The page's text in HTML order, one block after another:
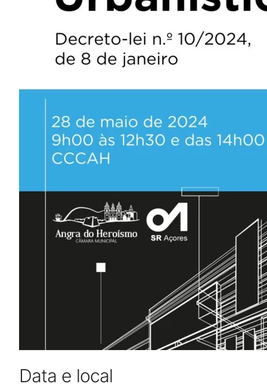
Data e local